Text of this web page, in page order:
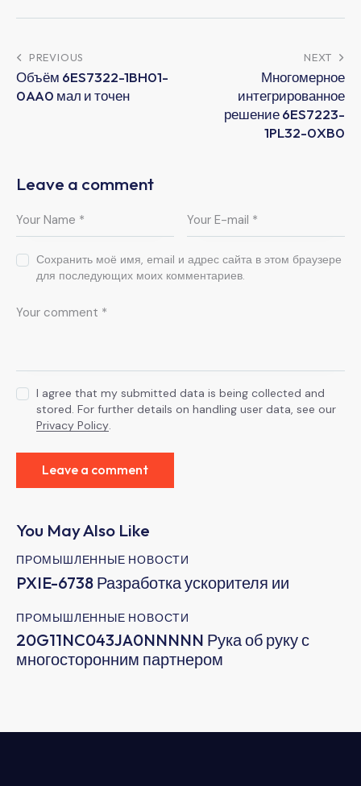
PREVIOUS
Объём 6ES7322-1BH01-
0AA0 мал и точен
NEXT
Многомерное
интегрированное
решение 6ES7223-
1PL32-0XB0
Leave a comment
Сохранить моё имя, email и адрес сайта в этом браузере
для последующих моих комментариев.
I agree that my submitted data is being collected and
stored. For further details on handling user data, see our
Privacy Policy.
You May Also Like
ПРОМЫШЛЕННЫЕ НОВОСТИ
PXIE-6738 Разработка ускорителя ии
ПРОМЫШЛЕННЫЕ НОВОСТИ
20G11NC043JA0NNNNN Рука об руку с
многосторонним партнером